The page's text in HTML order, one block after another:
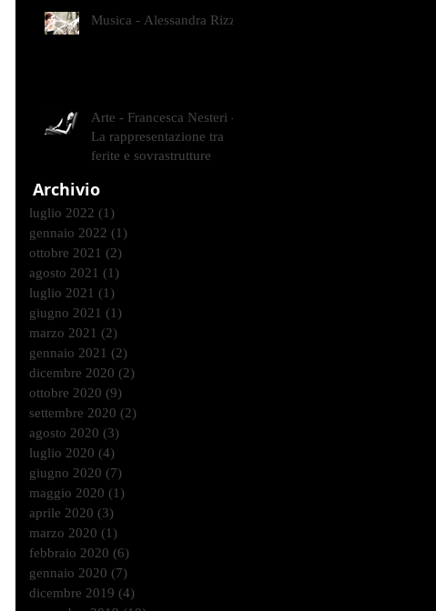
Musica - Alessandra Rizzo
Arte - Francesca Nesteri -
La rappresentazione tra
ferite e sovrastrutture
Archivio
luglio 2022 (1)
gennaio 2022 (1)
ottobre 2021 (2)
agosto 2021 (1)
luglio 2021 (1)
giugno 2021 (1)
marzo 2021 (2)
gennaio 2021 (2)
dicembre 2020 (2)
ottobre 2020 (9)
settembre 2020 (2)
agosto 2020 (3)
luglio 2020 (4)
giugno 2020 (7)
maggio 2020 (1)
aprile 2020 (3)
marzo 2020 (1)
febbraio 2020 (6)
gennaio 2020 (7)
dicembre 2019 (4)